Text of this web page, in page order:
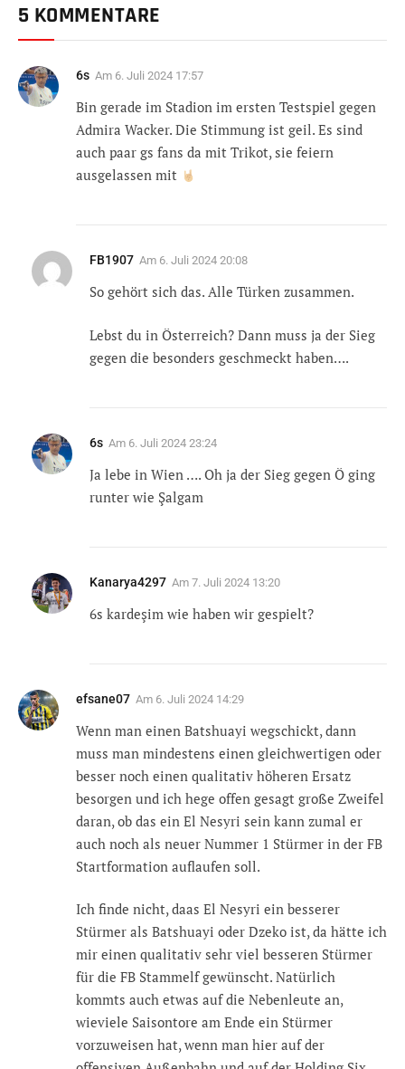
5 KOMMENTARE
6s Am 6. Juli 2024 17:57
Bin gerade im Stadion im ersten Testspiel gegen
Admira Wacker. Die Stimmung ist geil. Es sind
auch paar gs fans da mit Trikot, sie feiern
ausgelassen mit
FB1907 Am 6. Juli 2024 20:08
So gehört sich das. Alle Türken zusammen.
Lebst du in Österreich? Dann muss ja der Sieg
gegen die besonders geschmeckt haben….
6s Am 6. Juli 2024 23:24
Ja lebe in Wien …. Oh ja der Sieg gegen Ö ging
runter wie Şalgam
Kanarya4297 Am 7. Juli 2024 13:20
6s kardeşim wie haben wir gespielt?
efsane07 Am 6. Juli 2024 14:29
Wenn man einen Batshuayi wegschickt, dann
muss man mindestens einen gleichwertigen oder
besser noch einen qualitativ höheren Ersatz
besorgen und ich hege offen gesagt große Zweifel
daran, ob das ein El Nesyri sein kann zumal er
auch noch als neuer Nummer 1 Stürmer in der FB
Startformation auflaufen soll.
Ich finde nicht, daas El Nesyri ein besserer
Stürmer als Batshuayi oder Dzeko ist, da hätte ich
mir einen qualitativ sehr viel besseren Stürmer
für die FB Stammelf gewünscht. Natürlich
kommts auch etwas auf die Nebenleute an,
wieviele Saisontore am Ende ein Stürmer
vorzuweisen hat, wenn man hier auf der